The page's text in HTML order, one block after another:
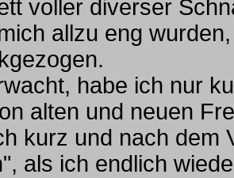
voller diverser
allzu eng
habe ich nur
alten und neuen
kurz und nach dem
als ich endlich